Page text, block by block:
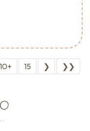
10+ 15 ❯ ❯❯